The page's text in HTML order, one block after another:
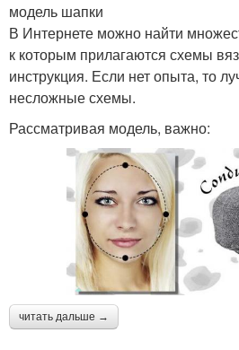
модель шапки
В Интернете можно найти
к которым прилагаются схемы
инструкция. Если нет опыта, то
несложные схемы.
Рассматривая модель, важно:
читать дальше →